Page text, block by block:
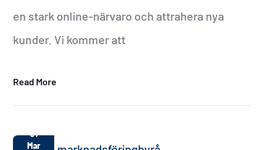
en stark online-närvaro och attrahera nya
kunder. Vi kommer att
Read More
31
Mar